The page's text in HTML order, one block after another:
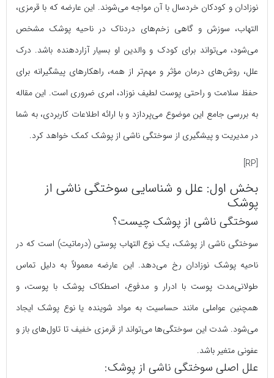
نوزادان و کودکان خردسال با آن مواجه می‌شوند. این عارضه که با قرمزی،
التهاب، سوزش و گاهی زخم‌های دردناک در ناحیه پوشک مشخص
می‌شود، می‌تواند برای کودک و والدین او بسیار آزاردهنده باشد. درک
علل، روش‌های درمان مؤثر و مهم‌تر از همه، راهکارهای پیشگیرانه برای
حفظ سلامت و راحتی پوست لطیف نوزاد، امری ضروری است. این مقاله
به بررسی جامع این موضوع می‌پردازد و با ارائه اطلاعات کاربردی، به شما
در مدیریت و پیشگیری از سوختگی ناشی از پوشک کمک خواهد کرد.
[RP]
بخش اول: علل و شناسایی سوختگی ناشی از
پوشک
سوختگی ناشی از پوشک چیست؟
سوختگی ناشی از پوشک، یک نوع التهاب پوستی (درماتیت) است که در
ناحیه پوشک نوزادان رخ می‌دهد. این عارضه معمولاً به دلیل تماس
طولانی‌مدت پوست با ادرار و مدفوع، اصطکاک پوشک با پوست، و
همچنین عواملی مانند حساسیت به مواد شوینده یا نوع پوشک ایجاد
می‌شود. شدت این سوختگی‌ها می‌تواند از قرمزی خفیف تا تاول‌های باز و
عفونی متغیر باشد.
علل اصلی سوختگی ناشی از پوشک: